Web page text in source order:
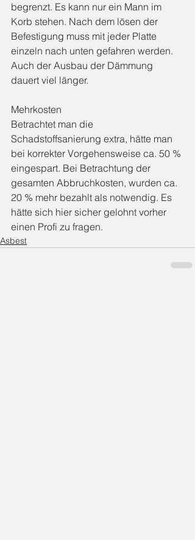
begrenzt. Es kann nur ein Mann im
Korb stehen. Nach dem lösen der
Befestigung muss mit jeder Platte
einzeln nach unten gefahren werden.
Auch der Ausbau der Dämmung
dauert viel länger.
Mehrkosten
Betrachtet man die
Schadstoffsanierung extra, hätte man
bei korrekter Vorgehensweise ca. 50 %
eingespart. Bei Betrachtung der
gesamten Abbruchkosten, wurden ca.
20 % mehr bezahlt als notwendig. Es
hätte sich hier sicher gelohnt vorher
einen Profi zu fragen.
Asbest